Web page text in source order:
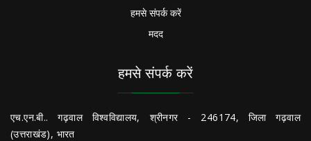
हमसे संपर्क करें
मदद
हमसे संपर्क करें
एच.एन.बी.. गढ़वाल विश्वविद्यालय, श्रीनगर - 246174, जिला गढ़वाल
(उत्तराखंड), भारत